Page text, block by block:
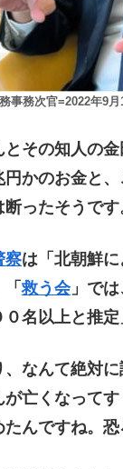
事務次官=2022年9
その知人の
かのお金と
ったそうです
察は「北朝鮮
「救う会」で
名以上と推定
なんて絶対
亡くなって
んですね。恐